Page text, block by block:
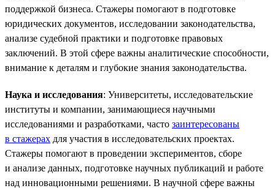
поддержкой бизнеса. Стажеры помогают в подготовке
юридических документов, исследовании законодательства,
анализе судебной практики и подготовке правовых
заключений. В этой сфере важны аналитические способности,
внимание к деталям и глубокие знания законодательства.
Наука и исследования: Университеты, исследовательские
институты и компании, занимающиеся научными
исследованиями и разработками, часто заинтересованы
в стажерах для участия в исследовательских проектах.
Стажеры помогают в проведении экспериментов, сборе
и анализе данных, подготовке научных публикаций и работе
над инновационными решениями. В научной сфере важны